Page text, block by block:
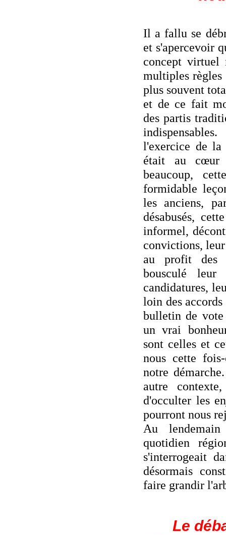
Il a fallu se
et s'apercevoir
concept virtuel
multiples règles
plus souvent
et de ce fait
des partis
l'exercice de la
était au cœur
beaucoup,
formidable
les anciens,
désabusés,
informel,
convictions,
au profit des
bousculé
candidatures,
loin des
bulletin de
un vrai
sont celles et
nous cette
notre
autre
d'occulter les
pourront nous
Au
quotidien
s'interrogeait
désormais
faire grandir
Le